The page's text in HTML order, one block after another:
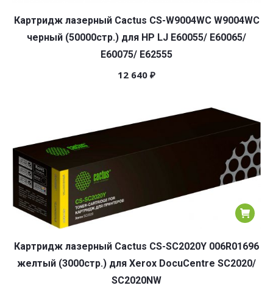
Картридж лазерный Cactus CS-W9004WC W9004WC
черный (50000стр.) для HP LJ E60055/ E60065/
E60075/ E62555
12 640 ₽
Картридж лазерный Cactus CS-SC2020Y 006R01696
желтый (3000стр.) для Xerox DocuCentre SC2020/
SC2020NW